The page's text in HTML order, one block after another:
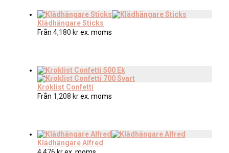
Klädhängare Sticks
Från 4,180 krex. moms
Kroklist Confetti
Från 1,208 krex. moms
Klädhängare Alfred